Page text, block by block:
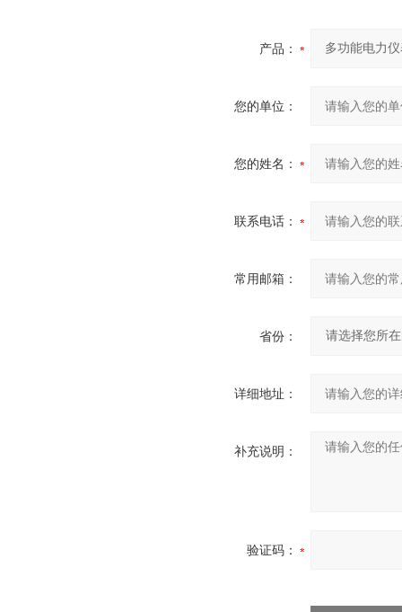
产品：
您的单位：
您的姓名：
联系电话：
常用邮箱：
省份：
详细地址：
补充说明：
验证码：